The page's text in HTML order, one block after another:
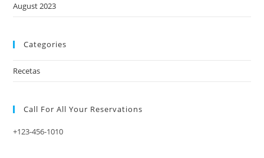
August 2023
Categories
Recetas
Call For All Your​ Reservations
+123-456-1010